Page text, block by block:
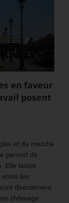
en faveur
posent
et du marché
permet de
Elle laisse
les
directement
chômage,